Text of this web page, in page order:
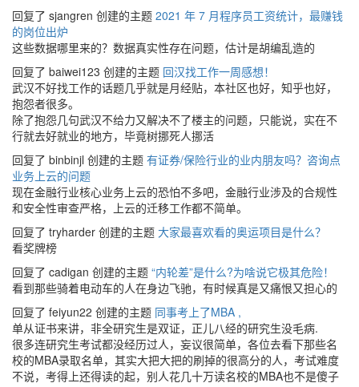
回复了 sjangren 创建的主题 2021 年 7 月程序员工资统计，最赚钱
的岗位出炉
这些数据哪里来的？数据真实性存在问题，估计是胡编乱造的
回复了 baiwei123 创建的主题 回汉找工作一周感想！
武汉不好找工作的话题几乎就是月经贴，本社区也好，知乎也好，
抱怨者很多。
除了抱怨几句武汉不给力又解决不了楼主的问题，只能说，实在不
行就去好就业的地方，毕竟树挪死人挪活
回复了 binbinjl 创建的主题 有证券/保险行业的业内朋友吗？咨询点
业务上云的问题
现在金融行业核心业务上云的恐怕不多吧，金融行业涉及的合规性
和安全性审查严格，上云的迁移工作都不简单。
回复了 tryharder 创建的主题 大家最喜欢看的奥运项目是什么？
看奖牌榜
回复了 cadigan 创建的主题 “内轮差”是什么?为啥说它极其危险！
看到那些骑着电动车的人在身边飞驰，有时候真是又痛恨又担心的
回复了 feiyun22 创建的主题 同事考上了MBA ,
单从证书来讲，非全研究生是双证，正儿八经的研究生没毛病.
很多连研究生考试都没经历过人，妄议很简单，各位去看下那些名
校的MBA录取名单，其实大把大把的刷掉的很高分的人，考试难度
不说，考得上还得读的起，别人花几十万读名校的MBA也不是傻子